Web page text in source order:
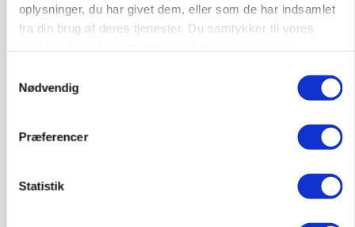
oplysninger, du har givet dem, eller som de har indsamlet
fra din brug af deres tjenester. Du samtykker til vores
Nødvendig
Præferencer
Statistik
Russisk mælkepris dykker 23 procent